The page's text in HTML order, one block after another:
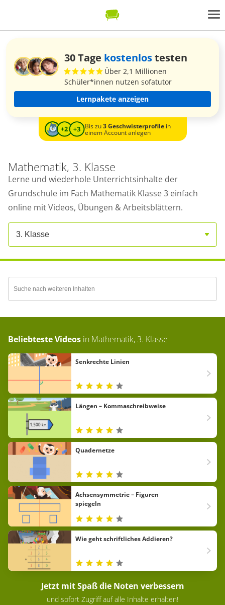
30 Tage kostenlostesten
Über 2,1 Millionen
Schüler*innen nutzen sofatutor
Lernpakete anzeigen
Bis zu3 Geschwisterprofilein
einem Account anlegen
Mathematik, 3. Klasse
Lerne und wiederhole Unterrichtsinhalte der
Grundschule im Fach Mathematik Klasse 3 einfach
online mit Videos, Übungen & Arbeitsblättern.
3. Klasse
Beliebteste Videos in Mathematik, 3. Klasse
Senkrechte Linien
Längen – Kommaschreibweise
Quadernetze
Achsensymmetrie – Figuren
spiegeln
Wie geht schriftliches Addieren?
Jetzt mit Spaß die Noten verbessern
und sofort Zugriff auf alle Inhalte erhalten!